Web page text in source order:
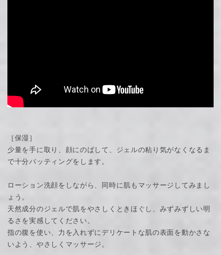
［保湿］
少量を手に取り、顔にのばして、ジェルの粘り気がなくなるま
で十分パッティングをします。
ローション洗顔をしながら、同時に肌もマッサージしてみまし
ょう。
天然成分のジェルで肌をやさしくときほぐし、みずみずしい明
るさを実感してください。
指の腹を使い、力を入れずにデリケートな肌の表面を動かさな
いよう、やさしくマッサージ。